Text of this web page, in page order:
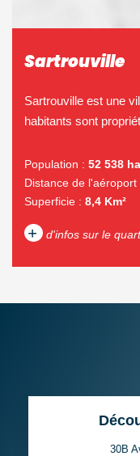
Sartrouville
Sartrouville est une
habitants sont
Population : 52 538
Distance de l'aéroport
Superficie : 8,4 Km²
+ d'infos sur le
30B